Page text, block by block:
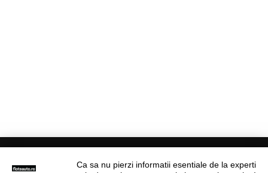
Ca sa nu pierzi informatii esentiale de la experti